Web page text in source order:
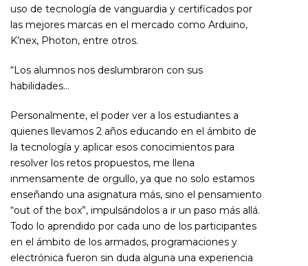
uso de tecnología de vanguardia y certificados por
las mejores marcas en el mercado como Arduino,
K’nex, Photon, entre otros.
“Los alumnos nos deslumbraron con sus
habilidades…
Personalmente, el poder ver a los estudiantes a
quienes llevamos 2 años educando en el ámbito de
la tecnología y aplicar esos conocimientos para
resolver los retos propuestos, me llena
inmensamente de orgullo, ya que no solo estamos
enseñando una asignatura más, sino el pensamiento
“out of the box”, impulsándolos a ir un paso más allá.
Todo lo aprendido por cada uno de los participantes
en el ámbito de los armados, programaciones y
electrónica fueron sin duda alguna una experiencia